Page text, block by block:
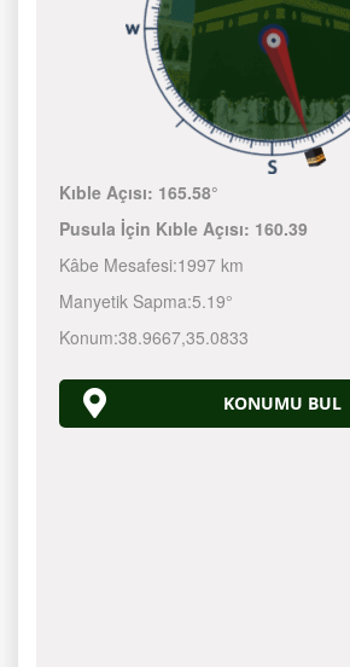
Kıble Açısı: 165.58°
Pusula İçin Kıble Açısı: 160.39
Kâbe Mesafesi:1997 km
Manyetik Sapma:5.19°
Konum:38.9667,35.0833
KONUMU BUL